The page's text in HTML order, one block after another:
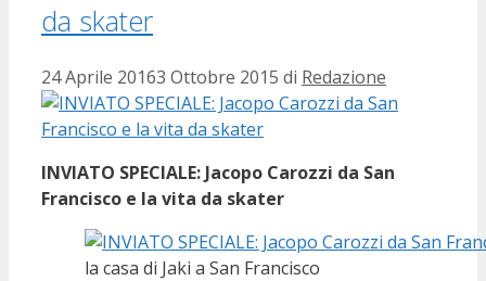
da skater
24 Aprile 20163 Ottobre 2015 di Redazione
INVIATO SPECIALE: Jacopo Carozzi da San
Francisco e la vita da skater
la casa di Jaki a San Francisco